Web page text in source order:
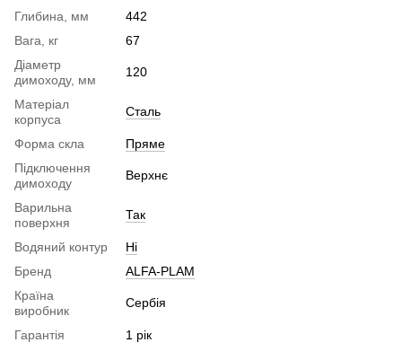
Глибина, мм
442
Вага, кг
67
Діаметр
димоходу, мм
120
Матеріал
корпуса
Сталь
Форма скла
Пряме
Підключення
димоходу
Верхнє
Варильна
поверхня
Так
Водяний контур
Ні
Бренд
ALFA-PLAM
Країна
виробник
Сербія
Гарантія 1 рік